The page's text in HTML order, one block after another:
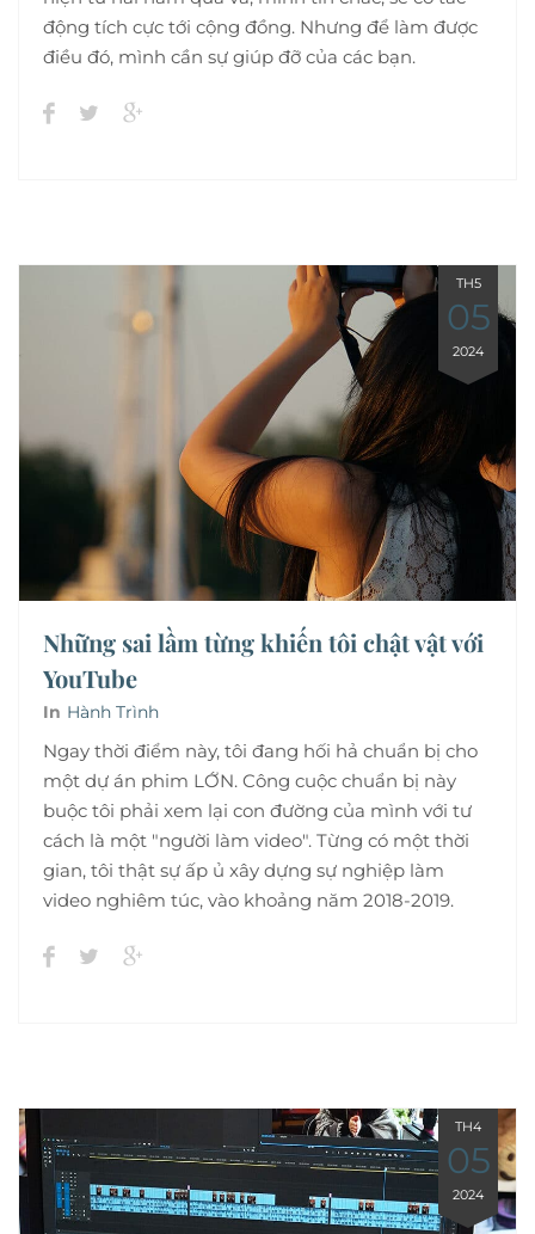
động tích cực tới cộng đồng. Nhưng để làm được
điều đó, mình cần sự giúp đỡ của các bạn.
TH5
05
2024
Những sai lầm từng khiến tôi chật vật với
YouTube
In Hành Trình
Ngay thời điểm này, tôi đang hối hả chuẩn bị cho
một dự án phim LỚN. Công cuộc chuẩn bị này
buộc tôi phải xem lại con đường của mình với tư
cách là một "người làm video". Từng có một thời
gian, tôi thật sự ấp ủ xây dựng sự nghiệp làm
video nghiêm túc, vào khoảng năm 2018-2019.
TH4
05
2024